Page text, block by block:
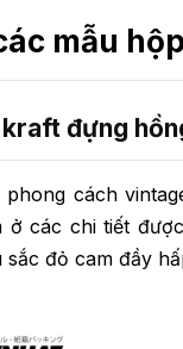
mẫu
đựng
cách
ở các chi tiết
đỏ cam đầy